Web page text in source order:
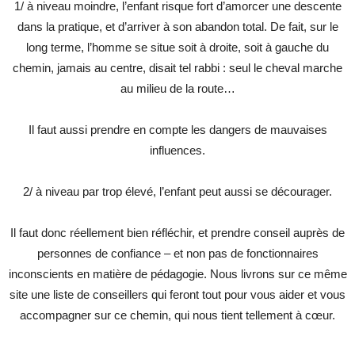
1/ à niveau moindre, l’enfant risque fort d’amorcer une descente
dans la pratique, et d’arriver à son abandon total. De fait, sur le
long terme, l’homme se situe soit à droite, soit à gauche du
chemin, jamais au centre, disait tel rabbi : seul le cheval marche
au milieu de la route…
Il faut aussi prendre en compte les dangers de mauvaises
influences.
2/ à niveau par trop élevé, l’enfant peut aussi se décourager.
Il faut donc réellement bien réfléchir, et prendre conseil auprès de
personnes de confiance – et non pas de fonctionnaires
inconscients en matière de pédagogie. Nous livrons sur ce même
site une liste de conseillers qui feront tout pour vous aider et vous
accompagner sur ce chemin, qui nous tient tellement à cœur.